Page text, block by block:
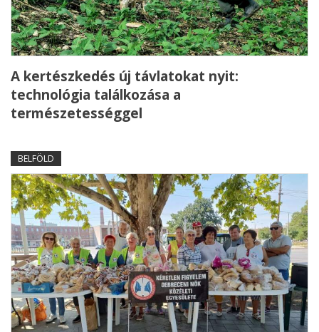
A kertészkedés új távlatokat nyit:
technológia találkozása a
természetességgel
BELFÖLD